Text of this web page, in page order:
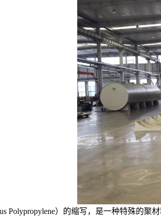
Polypropylene）的缩写，是一种特殊的